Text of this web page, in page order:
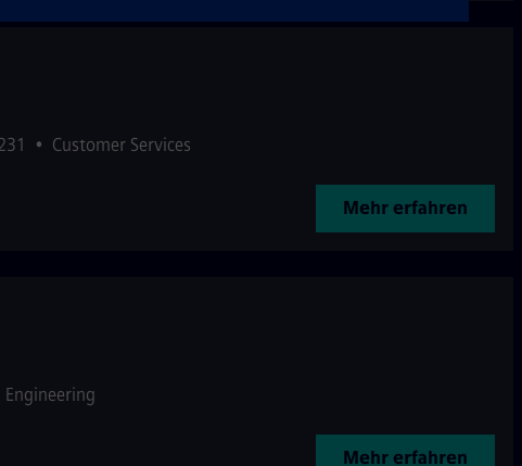
• Customer Services
Mehr erfahren
Engineering
Mehr erfahren